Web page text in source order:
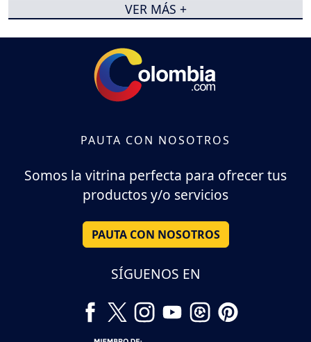
VER MÁS +
PAUTA CON NOSOTROS
Somos la vitrina perfecta para ofrecer tus
productos y/o servicios
PAUTA CON NOSOTROS
SÍGUENOS EN